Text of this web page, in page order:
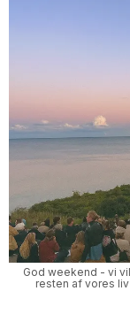
God weekend - vi
resten af vores